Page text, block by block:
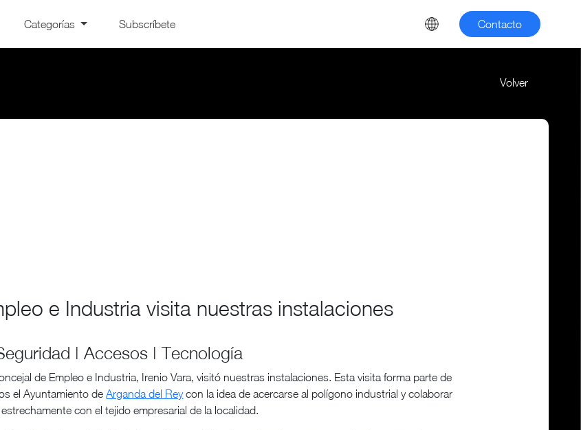
Categorías Subscríbete Contacto
Volver
e Industria visita nuestras instalaciones
| Accesos | Tecnología
de Empleo e Industria, Irenio Vara, visitó nuestras instalaciones. Esta visita forma parte de
el Ayuntamiento deArganda del Reycon la idea de acercarse al polígono industrial y colaborar
con el tejido empresarial de la localidad.